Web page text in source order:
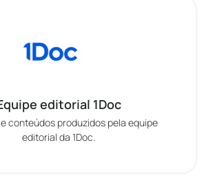
editorial 1Doc
conteúdos produzidos pela equipe
editorial da 1Doc.